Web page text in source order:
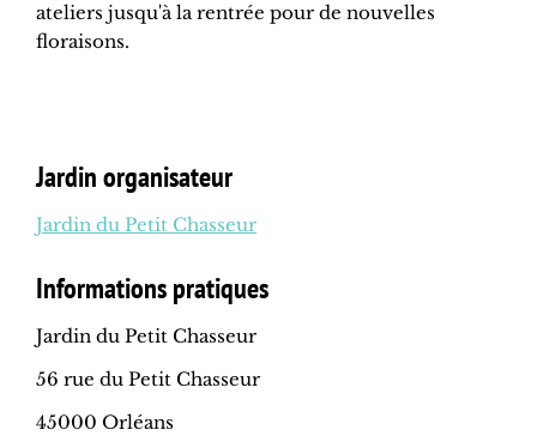
ateliers jusqu'à la rentrée pour de nouvelles
floraisons.
Jardin organisateur
Jardin du Petit Chasseur
Informations pratiques
Jardin du Petit Chasseur
56 rue du Petit Chasseur
45000 Orléans